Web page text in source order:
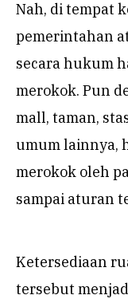
Nah, di tempat
pemerintahan
secara hukum
merokok. Pun
mall, taman,
umum lainnya,
merokok oleh
sampai aturan
Ketersediaan
tersebut